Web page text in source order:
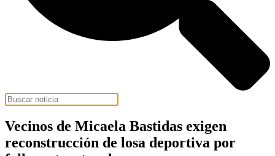
Vecinos de Micaela Bastidas exigen
reconstrucción de losa deportiva por